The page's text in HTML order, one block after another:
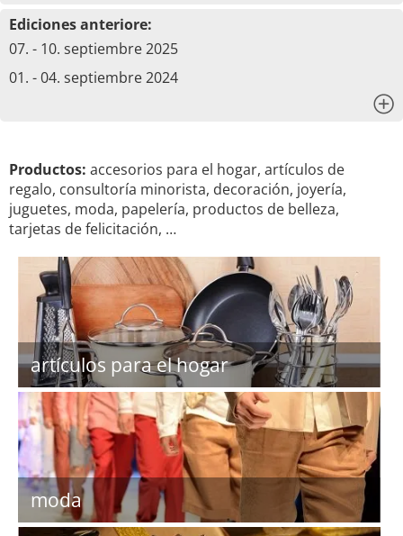
Ediciones anteriore:
07. - 10. septiembre 2025
01. - 04. septiembre 2024
Productos: accesorios para el hogar, artículos de
regalo, consultoría minorista, decoración, joyería,
juguetes, moda, papelería, productos de belleza,
tarjetas de felicitación, …
artículos para el hogar
moda